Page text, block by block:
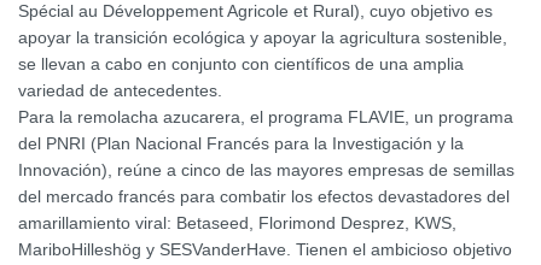
Spécial au Développement Agricole et Rural), cuyo objetivo es
apoyar la transición ecológica y apoyar la agricultura sostenible,
se llevan a cabo en conjunto con científicos de una amplia
variedad de antecedentes.
Para la remolacha azucarera, el programa FLAVIE, un programa
del PNRI (Plan Nacional Francés para la Investigación y la
Innovación), reúne a cinco de las mayores empresas de semillas
del mercado francés para combatir los efectos devastadores del
amarillamiento viral: Betaseed, Florimond Desprez, KWS,
MariboHilleshög y SESVanderHave. Tienen el ambicioso objetivo